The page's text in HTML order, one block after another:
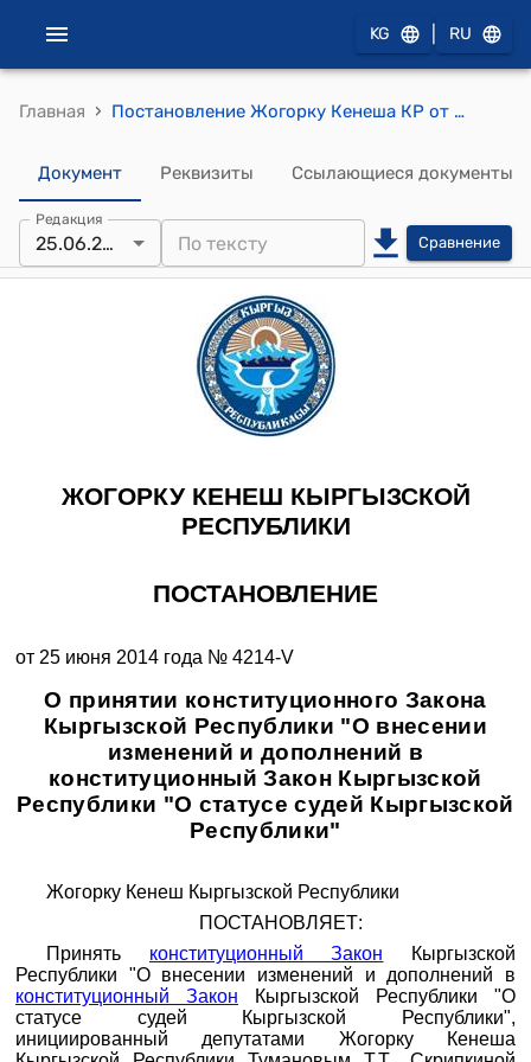
KG RU
Главная › Постановление Жогорку Кенеша КР от 25 июня 2014 года № 4214-V "О принятии конституционного Закона Кыргызской Республики "О внесении изменений и дополнений в конституционный Закон Кыргызской Республики "О статусе судей Кыргызской Республики""
Документ Реквизиты Ссылающиеся документы
Редакция
25.06.2014 Сравнение